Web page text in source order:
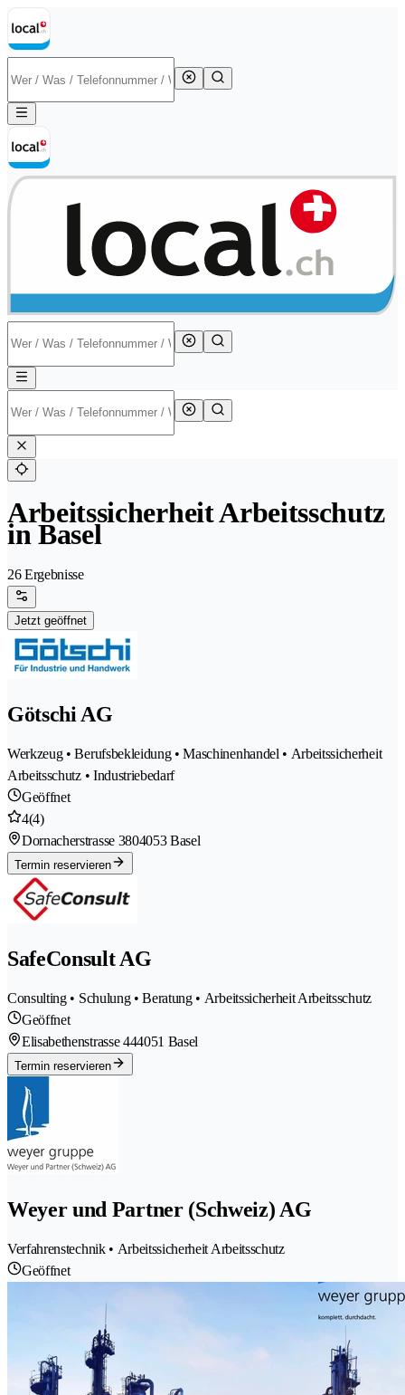
Arbeitssicherheit Arbeitsschutz
in Basel
26 Ergebnisse
Jetzt geöffnet
Götschi AG
Werkzeug • Berufsbekleidung • Maschinenhandel • Arbeitssicherheit
Arbeitsschutz • Industriebedarf
Geöffnet
4(4)
Dornacherstrasse 3804053 Basel
Termin reservieren
SafeConsult AG
Consulting • Schulung • Beratung • Arbeitssicherheit Arbeitsschutz
Geöffnet
Elisabethenstrasse 444051 Basel
Termin reservieren
Weyer und Partner (Schweiz) AG
Verfahrenstechnik • Arbeitssicherheit Arbeitsschutz
Geöffnet